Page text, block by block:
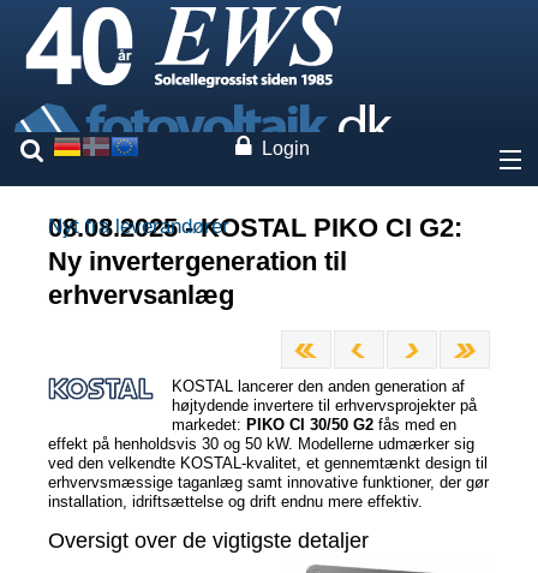
Login
Om os
Ydelser
Ekspertise
Nyt fra leverandører
08.08.2025 - KOSTAL PIKO CI G2:
Ny invertergeneration til
erhvervsanlæg
KOSTAL lancerer den anden generation af
højtydende invertere til erhvervsprojekter på
markedet: PIKO CI 30/50 G2 fås med en
effekt på henholdsvis 30 og 50 kW. Modellerne udmærker sig
ved den velkendte KOSTAL-kvalitet, et gennemtænkt design til
erhvervsmæssige taganlæg samt innovative funktioner, der gør
installation, idriftsættelse og drift endnu mere effektiv.
Oversigt over de vigtigste detaljer